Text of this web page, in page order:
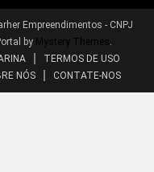
Empreendimentos - CNPJ
by Mystery Themes .
TERMOS DE USO
NÓS CONTATE-NOS